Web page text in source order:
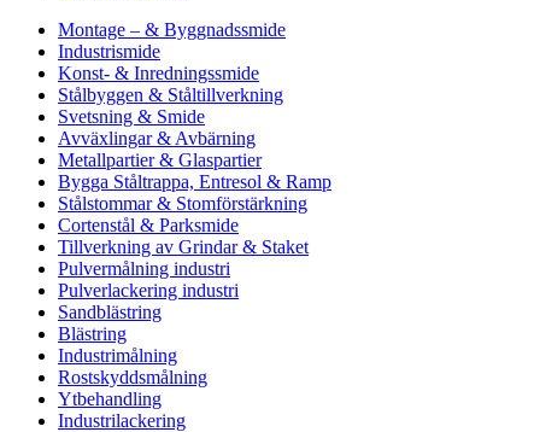
Montage – & Byggnadssmide
Industrismide
Konst- & Inredningssmide
Stålbyggen & Ståltillverkning
Svetsning & Smide
Avväxlingar & Avbärning
Metallpartier & Glaspartier
Bygga Ståltrappa, Entresol & Ramp
Stålstommar & Stomförstärkning
Cortenstål & Parksmide
Tillverkning av Grindar & Staket
Pulvermålning industri
Pulverlackering industri
Sandblästring
Blästring
Industrimålning
Rostskyddsmålning
Ytbehandling
Industrilackering